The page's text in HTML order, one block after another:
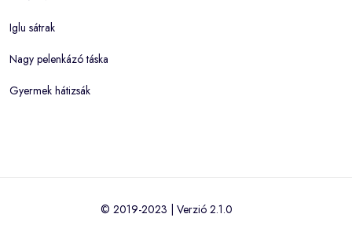
Iglu sátrak
Nagy pelenkázó táska
Gyermek hátizsák
© 2019-2023 | Verzió 2.1.0